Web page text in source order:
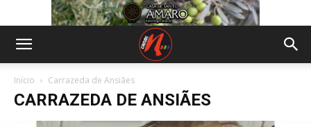
Início Carrazeda de Ansiães
CARRAZEDA DE ANSIÃES